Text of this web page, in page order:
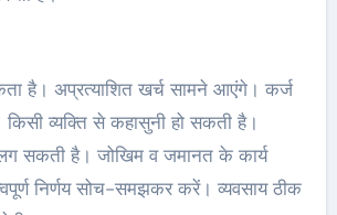
है। अप्रत्याशित खर्च सामने आएंगे। कर्ज
व्यक्ति से कहासुनी हो सकती है।
सकती है। जोखिम व जमानत के कार्य
निर्णय सोच-समझकर करें। व्यवसाय ठीक